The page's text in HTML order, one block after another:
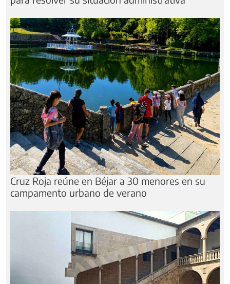
Cruz Roja reúne en Béjar a 30 menores en su
campamento urbano de verano